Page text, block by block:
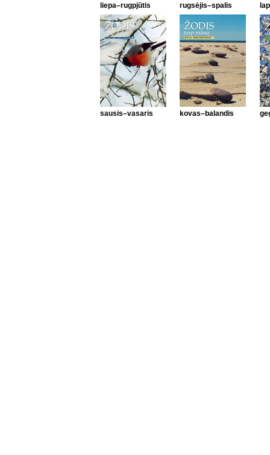
liepa–rugpjūtis rugsėjis–spalis
sausis–vasaris kovas–balandis